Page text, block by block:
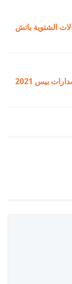
تحديث الانتقالات الشتوية باتش
ثيم وجرافيك 2022 لباتش سموك لجميع اصدارات بيس 2021